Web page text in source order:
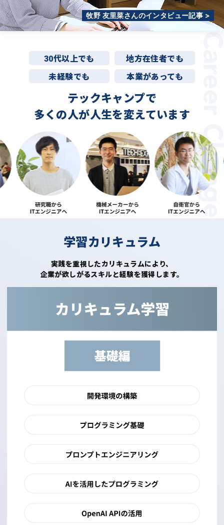
牧野 友里菜さんのインタビュー記事 >
30代以上でも
地方在住者でも
未経験でも
本業があっても
テックキャンプで
多くの人が人生を変えています
学習カリキュラム
実践を重視したカリキュラムにより、
企業が欲しがるスキルと経験を獲得します。